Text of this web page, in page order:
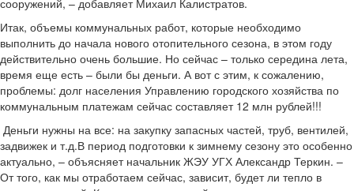
сооружений, – добавляет Михаил Калистратов.
Итак, объемы коммунальных работ, которые необходимо
выполнить до начала нового отопительного сезона, в этом году
действительно очень большие. Но сейчас – только середина лета,
время еще есть – были бы деньги. А вот с этим, к сожалению,
проблемы: долг населения Управлению городского хозяйства по
коммунальным платежам сейчас составляет 12 млн рублей!!!
­ Деньги нужны на все: на закупку запасных частей, труб, вентилей,
задвижек и т.д.В период подготовки к зимнему сезону это особенно
актуально, – объясняет начальник ЖЭУ УГХ Александр Теркин. –
От того, как мы отработаем сейчас, зависит, будет ли тепло в